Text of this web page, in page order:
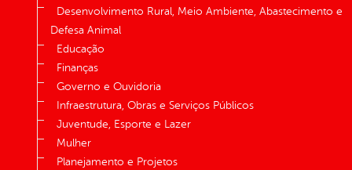
Desenvolvimento Rural, Meio Ambiente, Abastecimento e
Defesa Animal
Educação
Finanças
Governo e Ouvidoria
Infraestrutura, Obras e Serviços Públicos
Juventude, Esporte e Lazer
Mulher
Planejamento e Projetos